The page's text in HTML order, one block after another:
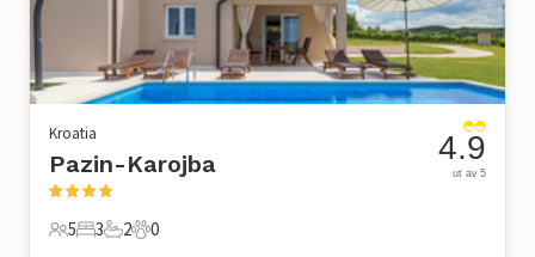
Kroatia
Pazin-Karojba
5 Gjester
5
3 Soverom
3
2 Bad
2
0 Kjæledyr
0
4.9
ut av 5